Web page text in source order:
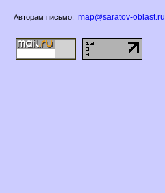
Авторам письмо: map@saratov-oblast.ru